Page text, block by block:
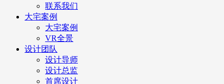
联系我们
大宅案例
大宅案例
VR全景
设计团队
设计导师
设计总监
首席设计